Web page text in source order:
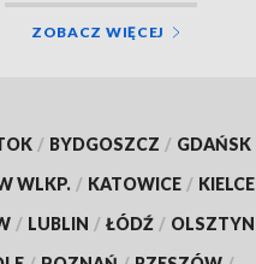
ZOBACZ WIĘCEJ
/ BYDGOSZCZ / GDAŃSK
WLKP. / KATOWICE / KIELCE
/ LUBLIN / ŁÓDŹ / OLSZTYN